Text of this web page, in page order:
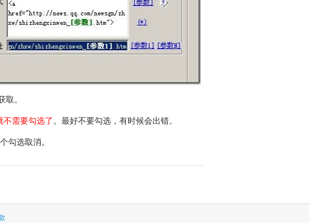
。
不需要勾选了 。最好不要勾选，有时候会出错。
勾选取消。